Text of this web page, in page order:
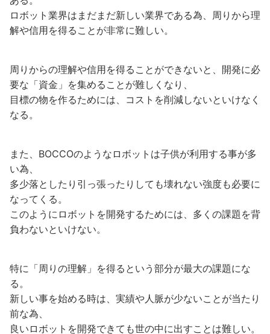
ロボット業界はまだまだ新しい業界である為、周りから理
解や信用を得ることが非常に難しい。
周りからの理解や信用を得ることができないと、開発に必
要な「資金」を集めることが難しくなり、
目標の物を作るためには、コストを削減しないといけなく
なる。
また、BOCCOのようなロボットは子供が利用する事が多
い為、
多少落としたり引っ張ったりしても壊れない強度も必要に
なってくる。
このようにロボットを開発するためには、多くの課題を背
負わないといけない。
特に「周りの理解」を得るという部分が最大の課題にな
る。
新しい事を始める時は、実績や人脈が少ないことが当たり
前な為、
良いロボットを開発できても世の中に出すことは難しい。